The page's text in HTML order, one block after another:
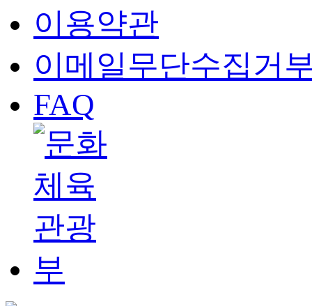
이용약관
이메일무단수집거
FAQ